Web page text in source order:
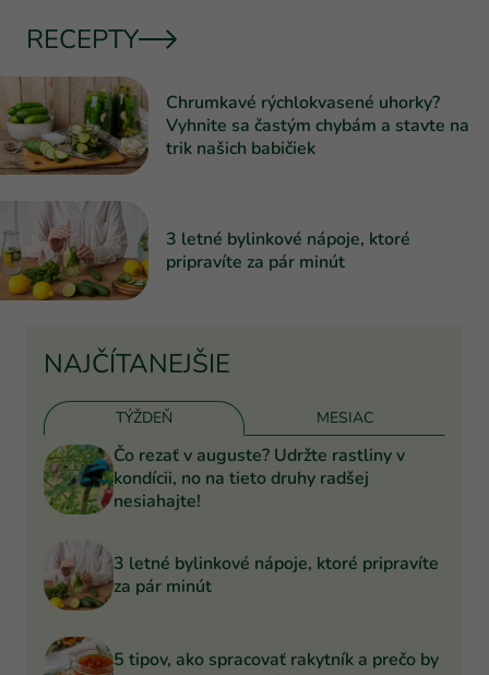
RECEPTY
Chrumkavé rýchlokvasené uhorky?
Vyhnite sa častým chybám a stavte na
trik našich babičiek
3 letné bylinkové nápoje, ktoré
pripravíte za pár minút
NAJČÍTANEJŠIE
TÝŽDEŇ MESIAC
Čo rezať v auguste? Udržte rastliny v
kondícii, no na tieto druhy radšej
nesiahajte!
3 letné bylinkové nápoje, ktoré pripravíte
za pár minút
5 tipov, ako spracovať rakytník a prečo by